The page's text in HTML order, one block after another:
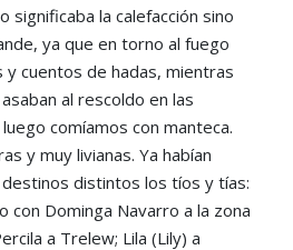
significaba la calefacción sino
ya que en torno al fuego
y cuentos de hadas, mientras
al rescoldo en las
comíamos con manteca.
y muy livianas. Ya habían
distintos los tíos y tías:
con Dominga Navarro a la zona
a Trelew; Lila (Lily) a